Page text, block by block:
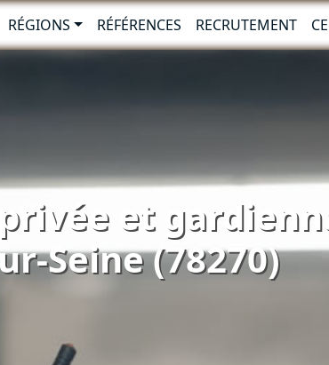
RÉGIONS RÉFÉRENCES RECRUTEMENT
et
Seine (78270)